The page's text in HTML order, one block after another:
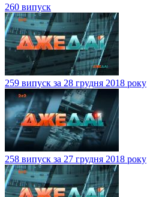
260 випуск
259 випуск за 28 грудня 2018 року
258 випуск за 27 грудня 2018 року